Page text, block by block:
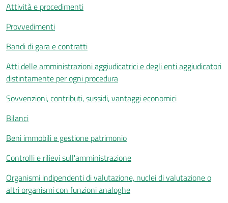
Attività e procedimenti
Provvedimenti
Bandi di gara e contratti
Atti delle amministrazioni aggiudicatrici e degli enti aggiudicatori
distintamente per ogni procedura
Sovvenzioni, contributi, sussidi, vantaggi economici
Bilanci
Beni immobili e gestione patrimonio
Controlli e rilievi sull'amministrazione
Organismi indipendenti di valutazione, nuclei di valutazione o
altri organismi con funzioni analoghe